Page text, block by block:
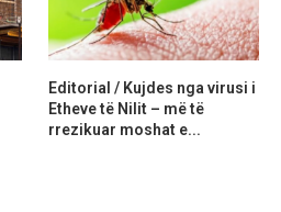
Editorial / Kujdes nga virusi i
Etheve të Nilit – më të
rrezikuar moshat e...